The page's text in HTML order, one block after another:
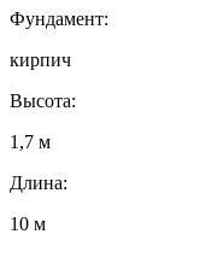
Фундамент:
кирпич
Высота:
1,7 м
Длина:
10 м